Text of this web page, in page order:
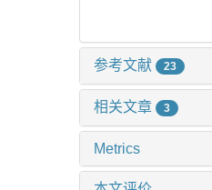
参考文献 23
相关文章 3
Metrics